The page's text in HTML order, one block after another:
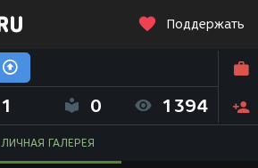
Поддержать
1 0 1394
ЛИЧНАЯ ГАЛЕРЕЯ